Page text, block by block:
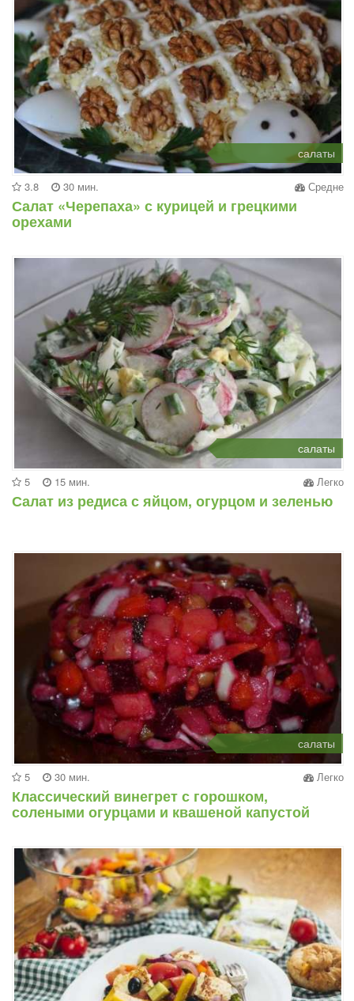
салаты
3.8 30 мин. Средне
Салат «Черепаха» с курицей и грецкими
орехами
салаты
5 15 мин. Легко
Салат из редиса с яйцом, огурцом и зеленью
салаты
5 30 мин. Легко
Классический винегрет с горошком,
солеными огурцами и квашеной капустой